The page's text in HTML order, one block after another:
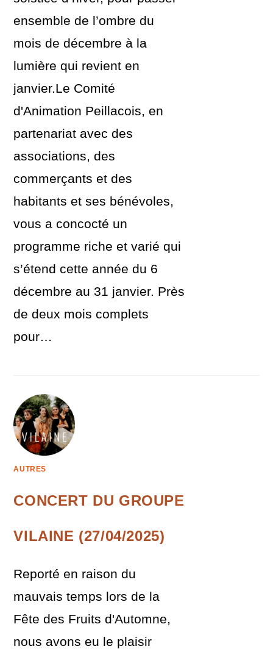
ensemble de l’ombre du
mois de décembre à la
lumière qui revient en
janvier.Le Comité
d'Animation Peillacois, en
partenariat avec des
associations, des
commerçants et des
habitants et ses bénévoles,
vous a concocté un
programme riche et varié qui
s’étend cette année du 6
décembre au 31 janvier. Près
de deux mois complets
pour…
AUTRES
CONCERT DU GROUPE
VILAINE (27/04/2025)
Reporté en raison du
mauvais temps lors de la
Fête des Fruits d'Automne,
nous avons eu le plaisir